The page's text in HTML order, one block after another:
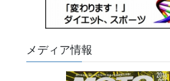
メディア情報